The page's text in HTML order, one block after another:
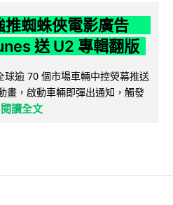
推蜘蛛俠電影廣告
送 U2 專輯翻版
球逾 70 個市場車輛中控熒幕推送
畫，啟動車輛即彈出通知，觸發
閱讀全文